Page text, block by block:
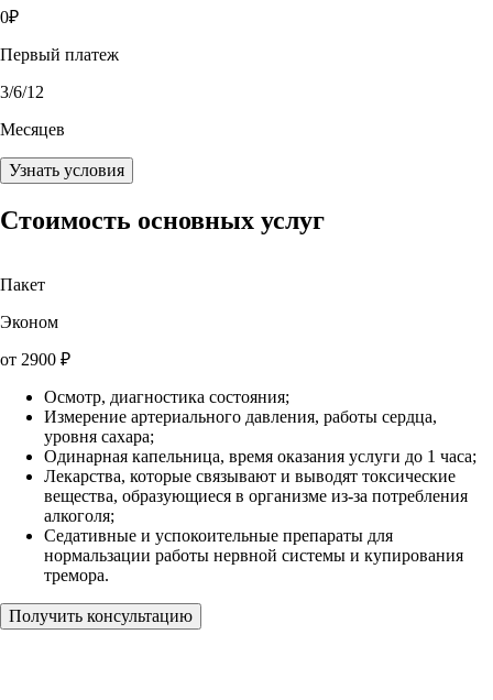
0₽
Первый платеж
3/6/12
Месяцев
Узнать условия
Стоимость основных услуг
Пакет
Эконом
от 2900 ₽
Осмотр, диагностика состояния;
Измерение артериального давления, работы сердца,
уровня сахара;
Одинарная капельница, время оказания услуги до 1 часа;
Лекарства, которые связывают и выводят токсические
вещества, образующиеся в организме из-за потребления
алкоголя;
Седативные и успокоительные препараты для
нормальзации работы нервной системы и купирования
тремора.
Получить консультацию